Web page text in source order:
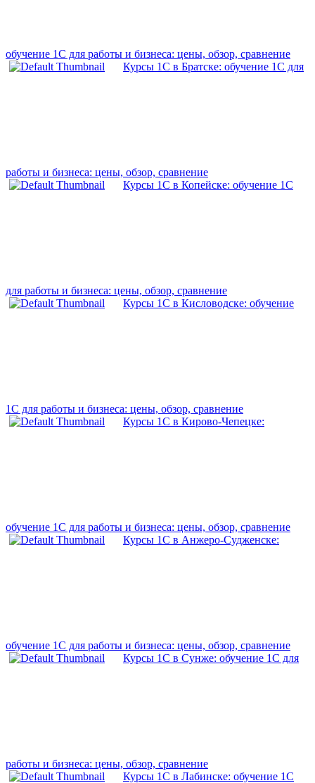
обучение 1С для работы и бизнеса: цены, обзор, сравнение
Курсы 1С в Братске: обучение 1С для
работы и бизнеса: цены, обзор, сравнение
Курсы 1С в Копейске: обучение 1С
для работы и бизнеса: цены, обзор, сравнение
Курсы 1С в Кисловодске: обучение
1С для работы и бизнеса: цены, обзор, сравнение
Курсы 1С в Кирово-Чепецке:
обучение 1С для работы и бизнеса: цены, обзор, сравнение
Курсы 1С в Анжеро-Судженске:
обучение 1С для работы и бизнеса: цены, обзор, сравнение
Курсы 1С в Сунже: обучение 1С для
работы и бизнеса: цены, обзор, сравнение
Курсы 1С в Лабинске: обучение 1С